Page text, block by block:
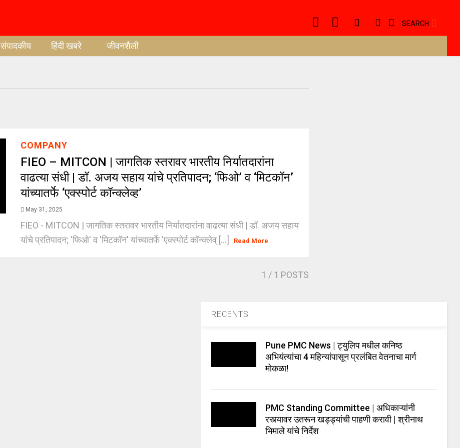
SEARCH
संपादकीय हिंदी खबरे जीवनशैली
COMPANY
FIEO – MITCON | जागतिक स्तरावर भारतीय निर्यातदारांना
वाढत्या संधी | डॉ. अजय सहाय यांचे प्रतिपादन; ‘फिओ’ व ‘मिटकॉन’
यांच्यातर्फे ‘एक्स्पोर्ट कॉन्क्लेव्ह’
May 31, 2025
FIEO - MITCON | जागतिक स्तरावर भारतीय निर्यातदारांना वाढत्या संधी | डॉ. अजय सहाय
यांचे प्रतिपादन; 'फिओ' व 'मिटकॉन' यांच्यातर्फे 'एक्स्पोर्ट कॉन्क्लेव् [...]
Read More
1 / 1 POSTS
RECENTS
Pune PMC News | ट्युलिप मधील कनिष्ठ
अभियंत्यांचा 4 महिन्यांपासून प्रलंबित वेतनाचा मार्ग
मोकळा!
PMC Standing Committee | अधिकाऱ्यांनी
रस्त्यावर उतरून खड्ड्यांची पाहणी करावी | श्रीनाथ
भिमाले यांचे निर्देश